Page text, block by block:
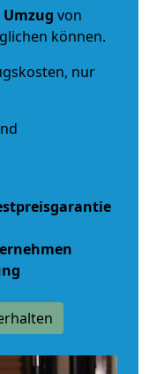
Umzug von
können.
nur